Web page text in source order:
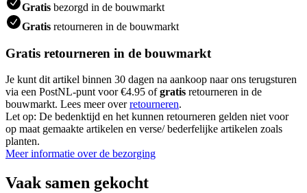
Gratis bezorgd in de bouwmarkt
Gratis retourneren in de bouwmarkt
Gratis retourneren in de bouwmarkt
Je kunt dit artikel binnen 30 dagen na aankoop naar ons terugsturen
via een PostNL-punt voor €4.95 ofgratis retourneren in de
bouwmarkt. Lees meer overretourneren.
Let op: De bedenktijd en het kunnen retourneren gelden niet voor
op maat gemaakte artikelen en verse/ bederfelijke artikelen zoals
planten.
Meer informatie over de bezorging
Vaak samen gekocht